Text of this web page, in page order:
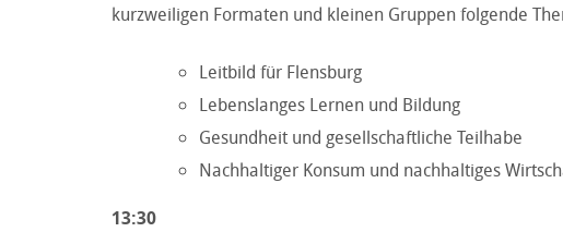
kurzweiligen Formaten und kleinen Gruppen folgende
Leitbild für Flensburg
Lebenslanges Lernen und Bildung
Gesundheit und gesellschaftliche Teilhabe
Nachhaltiger Konsum und nachhaltiges
13:30